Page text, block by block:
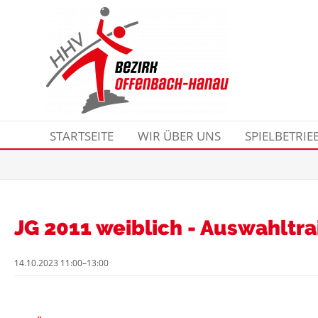
STARTSEITE WIR ÜBER UNS
JG 2011 weiblich -
14.10.2023 11:00–13:00